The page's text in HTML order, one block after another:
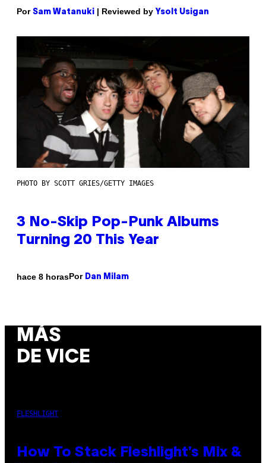
Por Sam Watanuki | Reviewed by Ysolt Usigan
PHOTO BY SCOTT GRIES/GETTY IMAGES
3 No-Skip Pop-Punk Albums
Turning 20 This Year
hace 8 horasPor Dan Milam
MÁS
DE VICE
FLESHLIGHT
How To Stack Fleshlight’s Mix &